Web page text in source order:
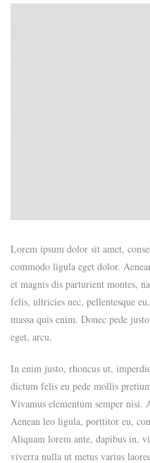
Lorem ipsum dolor sit amet,
commodo ligula eget dolor.
et magnis dis parturient montes,
felis, ultricies nec, pellentesque
massa quis enim. Donec pede
eget, arcu.
In enim justo, rhoncus ut,
dictum felis eu pede mollis
Vivamus elementum semper nisi.
Aenean leo ligula, porttitor eu,
Aliquam lorem ante, dapibus in,
viverra nulla ut metus varius